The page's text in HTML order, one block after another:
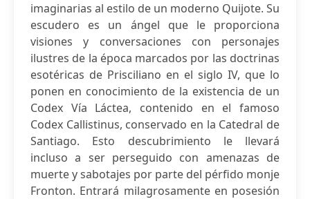
imaginarias al estilo de un moderno Quijote. Su
escudero es un ángel que le proporciona
visiones y conversaciones con personajes
ilustres de la época marcados por las doctrinas
esotéricas de Prisciliano en el siglo IV, que lo
ponen en conocimiento de la existencia de un
Codex Vía Láctea, contenido en el famoso
Codex Callistinus, conservado en la Catedral de
Santiago. Esto descubrimiento le llevará
incluso a ser perseguido con amenazas de
muerte y sabotajes por parte del pérfido monje
Fronton. Entrará milagrosamente en posesión